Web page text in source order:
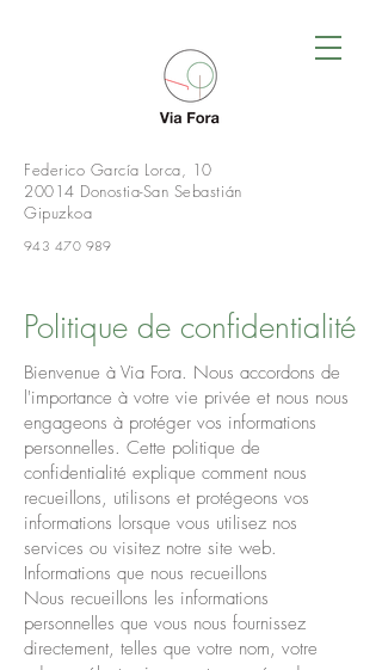
Federico García Lorca, 10
20014 Donostia-San Sebastián
Gipuzkoa
943 470 989
Politique de confidentialité
Bienvenue à Via Fora. Nous accordons de
l'importance à votre vie privée et nous nous
engageons à protéger vos informations
personnelles. Cette politique de
confidentialité explique comment nous
recueillons, utilisons et protégeons vos
informations lorsque vous utilisez nos
services ou visitez notre site web.
Informations que nous recueillons
Nous recueillons les informations
personnelles que vous nous fournissez
directement, telles que votre nom, votre